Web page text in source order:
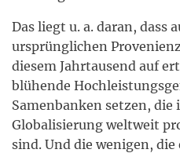
Das liegt u. a. daran, dass
ursprünglichen
diesem Jahrtausend auf
blühende
Samenbanken setzen, die
Globalisierung weltweit
sind. Und die wenigen,